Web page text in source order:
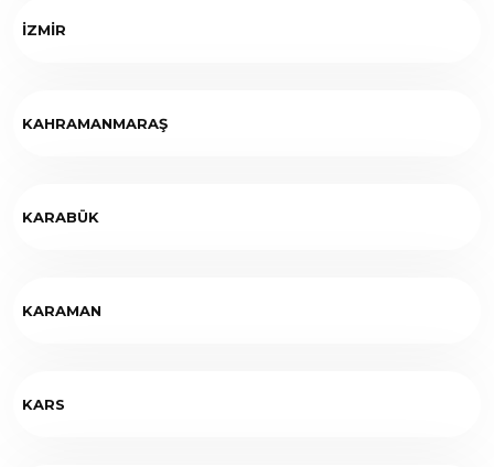
İZMİR
KAHRAMANMARAŞ
KARABÜK
KARAMAN
KARS